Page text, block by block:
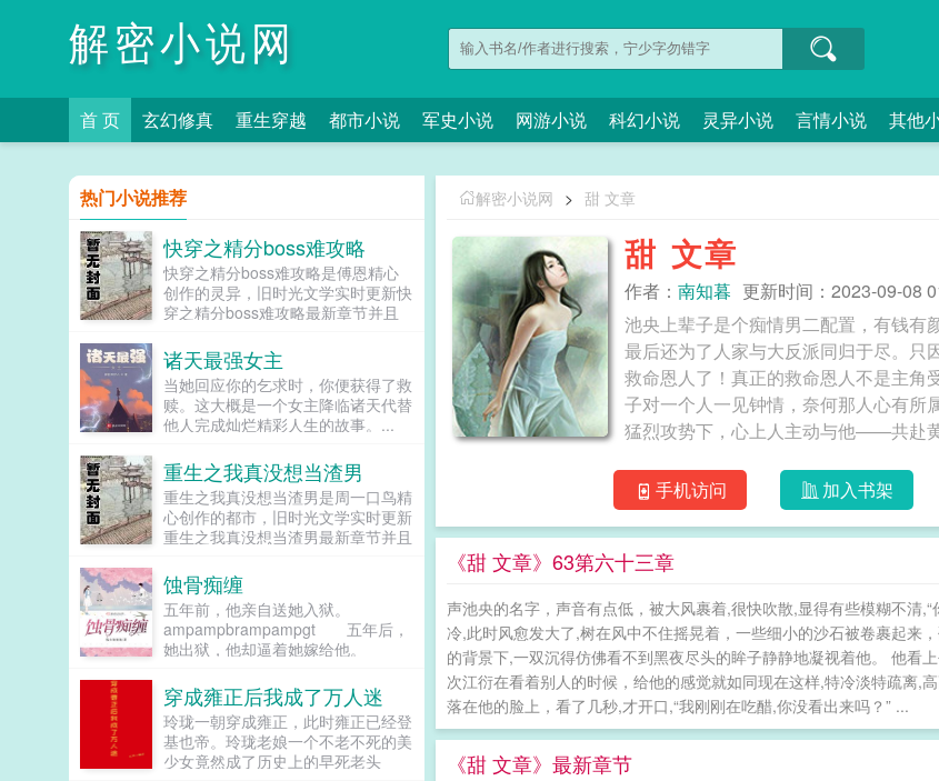
解密小说网
首 页 玄幻修真 重生穿越 都市小说 军史小说 网游小说 科幻小说 灵异小说 言情小说 其他
解密小说网 > 甜 文章
甜 文章
作者： 南知暮 更新时间：2023-09-08
池央上辈子是个痴情男二配置，有钱有
最后还为了人家与大反派同归于尽。只
救命恩人了！真正的救命恩人不是主
子对一个人一见钟情，奈何那人心有所
猛烈攻势下，心上人主动与他——共赴
张，“请你吃个饭？”大反派毫不犹豫
的死对头怎么在一起了？！——新文求
所谓的未婚夫设计利用，傻事做尽，最
的作用是挡箭牌。因为他身后的那个
敢对叶久不敬。重生归来，叶久不再脑
回报小叔多年的照顾，他开始时常待
太对劲了。男人扣着他的腰身，轻吻
噬，眸底是深不见底的欲望。他一字一
小叔，我们是不可能的！”骄纵小少爷
手机访问 加入书架
《甜 文章》63第六十三章
声池央的名字，声音有点低，被大风裹着,很快吹散,显得有些模糊不清
冷,此时风愈发大了,树在风中不住摇晃着，一些细小的沙石被卷裹起来
的背景下,一双沉得仿佛看不到黑夜尽头的眸子静静地凝视着他。 他看
次江衍在看着别人的时候，给他的感觉就如同现在这样,特冷淡特疏离,
落在他的脸上，看了几秒,才开口,“我刚刚在吃醋,你没看出来吗？” ...
《甜 文章》最新章节
热门小说推荐
快穿之精分boss难攻略
快穿之精分boss难攻略是傅恩精心
创作的灵异，旧时光文学实时更新快
穿之精分boss难攻略最新章节并且
之精分boss难攻略评论，并不代表
旧时光文学赞同或者支持快穿之精分
boss难攻略读者的观点。...
诸天最强女主
当她回应你的乞求时，你便获得了救
赎。这大概是一个女主降临诸天代替
他人完成灿烂精彩人生的故事。...
重生之我真没想当渣男
重生之我真没想当渣男是周一口鸟精
心创作的都市，旧时光文学实时更新
重生之我真没想当渣男最新章节并且
之我真没想当渣男评论，并不代表旧
时光文学赞同或者支持重生之我真没
想当渣男读者的观点。...
蚀骨痴缠
五年前，他亲自送她入狱。
ampampbrampampgt 五年后，
她出狱，他却逼着她嫁给他。
才发现，原来这一切是一场蓄意的圈
套。ampampbrampampgt 片段
一ampampbrampampgt 苏凝霸
气地将离婚协议书在男人身前的桌上
一拍，目光决然...
穿成雍正后我成了万人迷
玲珑一朝穿成雍正，此时雍正已经登
基也帝。玲珑老娘一个不老不死的美
少女竟然成了历史上的早死老头